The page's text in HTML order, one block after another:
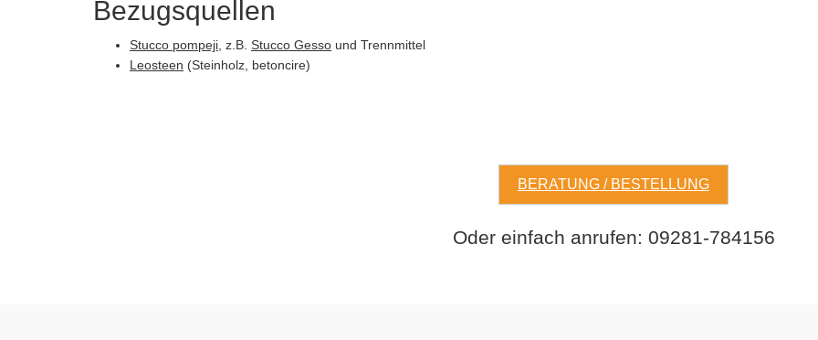
Bezugsquellen
Stucco pompeji , z.B. Stucco Gesso und Trennmittel
Leosteen (Steinholz, betoncire)
BERATUNG / BESTELLUNG
Oder einfach anrufen: 09281-784156